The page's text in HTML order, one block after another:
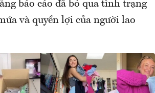
báo cáo đã bỏ qua tình trạng
và quyền lợi của người lao